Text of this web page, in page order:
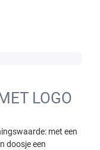
LOGO
met een
doosje een